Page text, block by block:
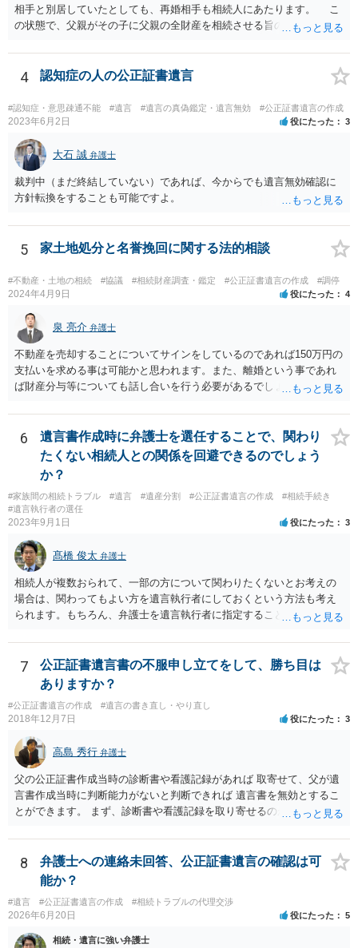
相手と別居していたとしても、再婚相手も相続人にあたります。 こ
の状態で、父親がその子に父親の全財産を相続させる旨の公正証書遺
が、再婚相手の遺留分を侵害しているため、再婚相手から相続人
（子）に対して遺留分侵害額請求権が行使される可能性があります。
お悩みのようであれば、問題の当事者であるお父様本人がお住まい
の地域等の弁護士に直接相談してみるのが望ましいように思います。
【参考】民法 （遺留分侵害額の請求） 第千四十六条 遺留分権利者及
びその承継人は、受遺者（特定財産承継遺言により財産を承継し又は
相続分の指定を受けた相続人を含む。以下この章において同じ。）又
は受贈者に対し、遺留分侵害額に相当する金銭の支払を請求すること
ができる。
4 認知症の人の公正証書遺言
#認知症・意思疎通不能 #遺言 #遺言の真偽鑑定・遺言無効 #公正証書遺言の作成
2023年6月2日 役にたった 3
大石 誠 弁護士
裁判中（まだ終結していない）であれば、今からでも遺言無効確認に
方針転換をすることも可能ですよ。
5 家土地処分と名誉挽回に関する法的相談
#不動産・土地の相続 #協議 #相続財産調査・鑑定 #公正証書遺言の作成 #調停
2024年4月9日 役にたった 4
泉 亮介 弁護士
不動産を売却することについてサインをしているのであれば150万円の
支払いを求める事は可能かと思われます。また、離婚という事であれ
ば財産分与等についても話し合いを行う必要があるでしょう。 細かい
士事務所へご相談されると良いでしょう。
6
遺言書作成時に弁護士を選任することで、関わり
たくない相続人との関係を回避できるのでしょう
か？
#家族間の相続トラブル #遺言 #遺産分割 #公正証書遺言の作成
#相続手続き
#遺言執行者の選任
2023年9月1日 役にたった 3
髙橋 俊太 弁護士
相続人が複数おられて、一部の方について関わりたくないとお考えの
場合は、関わってもよい方を遺言執行者にしておくという方法も考え
られます。もちろん、弁護士を遺言執行者に指定することもできます
方に再委任の権限を付与しておくという方法もあります。 一度、弁護
士に直接ご相談されることをお勧めいたします。
7
公正証書遺言書の不服申し立てをして、勝ち目は
ありますか？
#公正証書遺言の作成 #遺言の書き直し・やり直し
2018年12月7日 役にたった 3
高島 秀行 弁護士
父の公正証書作成当時の診断書や看護記録があれば 取寄せて、父が遺
言書作成当時に判断能力がないと判断できれば 遺言書を無効とするこ
とができます。 まず、診断書や看護記録を取り寄せるのが重要となり
いと思います。
8
弁護士への連絡未回答、公正証書遺言の確認は可
能か？
#遺言 #公正証書遺言の作成 #相続トラブルの代理交渉
2026年6月20日 役にたった 5
相続・遺言に強い弁護士